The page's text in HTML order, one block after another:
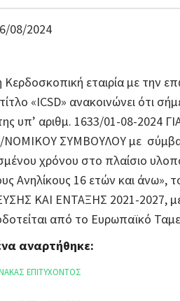
08/2024
εταιρία με την
«ICSD» ανακοινώνει ότι
υπ’ αριθμ. 1633/01-08-
ΣΥΜΒΟΥΛΟΥ με
χρόνου στο πλαίσιο
Ανηλίκους 16 ετών και
ΚΑΙ ΕΝΤΑΞΗΣ 2021-2027,
από το Ευρωπαϊκό
αναρτήθηκε:
ΕΠΙΤΥΧΟΝΤΟΣ